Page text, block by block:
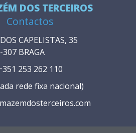
DOS TERCEIROS
Contactos
CAPELISTAS, 35
307 BRAGA
253 262 110
rede fixa nacional)